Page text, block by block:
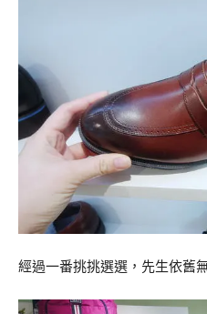
經過一番挑挑選選，先生依舊